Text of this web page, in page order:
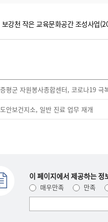
강천 작은 교육문화공간 조성사업
증평군 자원봉사종합센터, 코로나19
도안보건지소, 일반 진료 업무 재개
이 페이지에서 제공하는
매우만족 만족
의견을